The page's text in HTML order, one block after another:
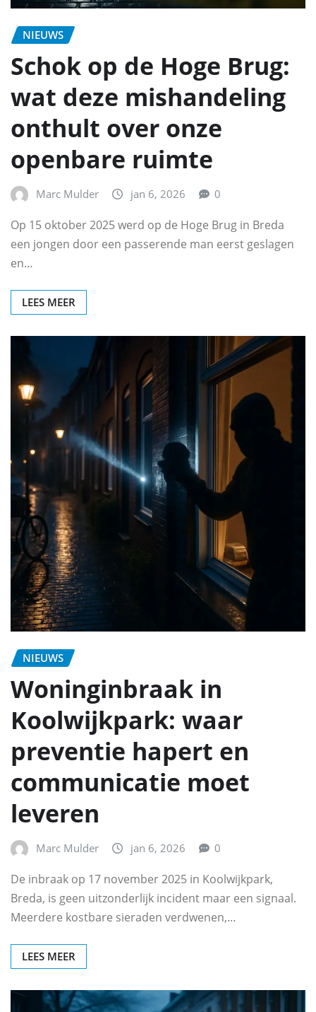
NIEUWS
Schok op de Hoge Brug:
wat deze mishandeling
onthult over onze
openbare ruimte
Marc Mulder jan 6, 2026 0
Op 15 oktober 2025 werd op de Hoge Brug in Breda
een jongen door een passerende man eerst geslagen
en…
LEES MEER
NIEUWS
Woninginbraak in
Koolwijkpark: waar
preventie hapert en
communicatie moet
leveren
Marc Mulder jan 6, 2026 0
De inbraak op 17 november 2025 in Koolwijkpark,
Breda, is geen uitzonderlijk incident maar een signaal.
Meerdere kostbare sieraden verdwenen,…
LEES MEER